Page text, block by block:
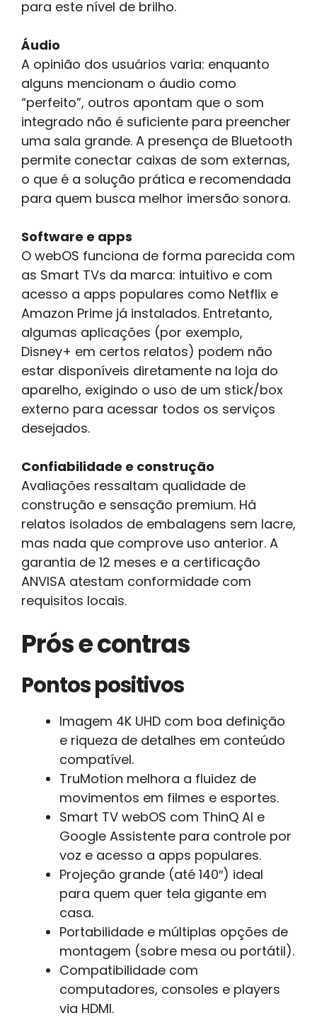
para este nível de brilho.
Áudio
A opinião dos usuários varia: enquanto
alguns mencionam o áudio como
“perfeito”, outros apontam que o som
integrado não é suficiente para preencher
uma sala grande. A presença de Bluetooth
permite conectar caixas de som externas,
o que é a solução prática e recomendada
para quem busca melhor imersão sonora.
Software e apps
O webOS funciona de forma parecida com
as Smart TVs da marca: intuitivo e com
acesso a apps populares como Netflix e
Amazon Prime já instalados. Entretanto,
algumas aplicações (por exemplo,
Disney+ em certos relatos) podem não
estar disponíveis diretamente na loja do
aparelho, exigindo o uso de um stick/box
externo para acessar todos os serviços
desejados.
Confiabilidade e construção
Avaliações ressaltam qualidade de
construção e sensação premium. Há
relatos isolados de embalagens sem lacre,
mas nada que comprove uso anterior. A
garantia de 12 meses e a certificação
ANVISA atestam conformidade com
requisitos locais.
Prós e contras
Pontos positivos
Imagem 4K UHD com boa definição
e riqueza de detalhes em conteúdo
compatível.
TruMotion melhora a fluidez de
movimentos em filmes e esportes.
Smart TV webOS com ThinQ AI e
Google Assistente para controle por
voz e acesso a apps populares.
Projeção grande (até 140″) ideal
para quem quer tela gigante em
casa.
Portabilidade e múltiplas opções de
montagem (sobre mesa ou portátil).
Compatibilidade com
computadores, consoles e players
via HDMI.